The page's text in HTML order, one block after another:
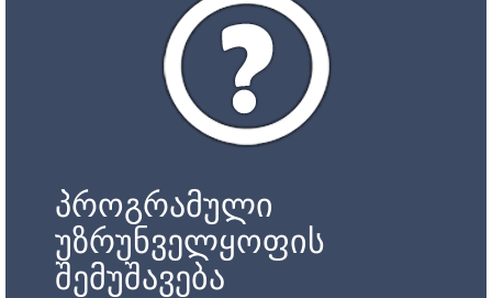
პროგრამული
უზრუნველყოფის
შემუშავება